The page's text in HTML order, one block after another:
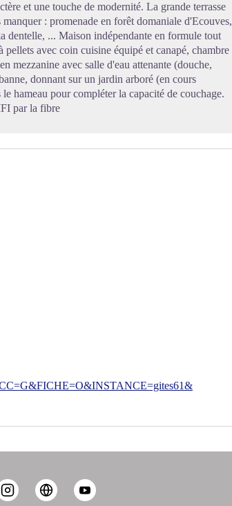
et une touche de modernité. La grande terrasse
: promenade en forêt domaniale d'Ecouves,
dentelle, ... Maison indépendante en formule tout
avec coin cuisine équipé et canapé, chambre
mezzanine avec salle d'eau attenante (douche,
donnant sur un jardin arboré (en cours
hameau pour compléter la capacité de couchage.
par la fibre